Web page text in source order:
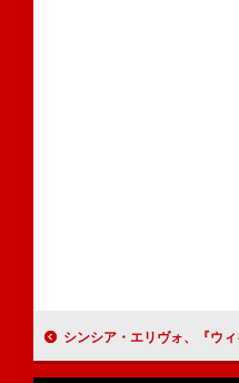
シンシア・エリヴォ、『ウィキッド 永遠の約束』プレミアでア